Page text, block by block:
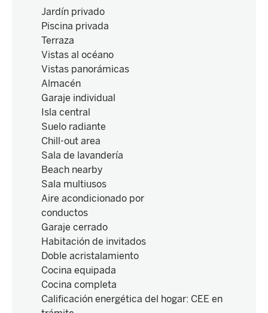
Jardín privado
Piscina privada
Terraza
Vistas al océano
Vistas panorámicas
Almacén
Garaje individual
Isla central
Suelo radiante
Chill-out area
Sala de lavandería
Beach nearby
Sala multiusos
Aire acondicionado por
conductos
Garaje cerrado
Habitación de invitados
Doble acristalamiento
Cocina equipada
Cocina completa
Calificación energética del hogar: CEE en